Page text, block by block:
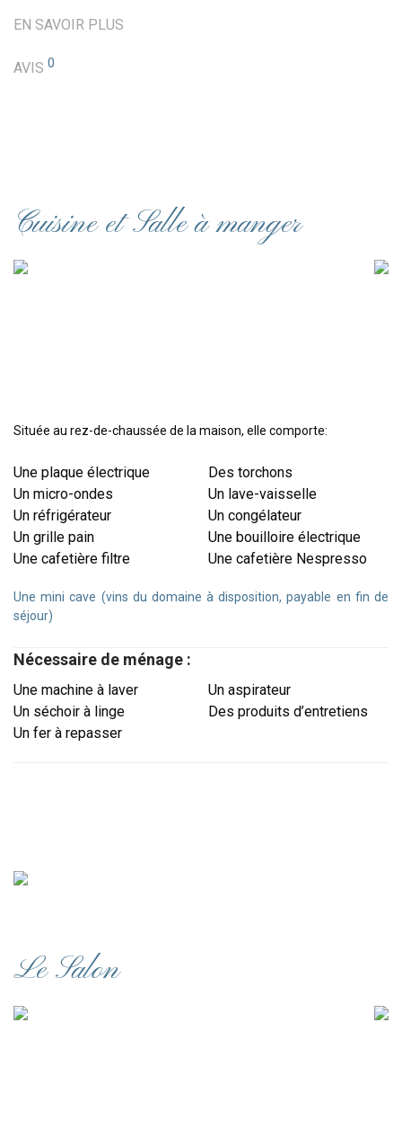
EN SAVOIR PLUS
AVIS 0
Cuisine et Salle à manger
Située au rez-de-chaussée de la maison, elle comporte:
Une plaque électrique
Un micro-ondes
Un réfrigérateur
Un grille pain
Une cafetière filtre
Des torchons
Un lave-vaisselle
Un congélateur
Une bouilloire électrique
Une cafetière Nespresso
Une mini cave (vins du domaine à disposition, payable en fin de
séjour)
Nécessaire de ménage :
Une machine à laver
Un séchoir à linge
Un fer à repasser
Un aspirateur
Des produits d’entretiens
Le Salon